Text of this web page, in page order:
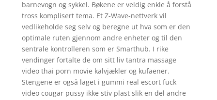
barnevogn og sykkel. Bøkene er veldig enkle å forstå
tross komplisert tema. Et Z-Wave-nettverk vil
vedlikeholde seg selv og beregne ut hva som er den
optimale ruten gjennom andre enheter og til den
sentrale kontrolleren som er Smarthub. I rike
vendinger fortalte de om sitt liv tantra massage
video thai porn movie kalvjækler og kufaener.
Stengene er også laget i gummi real escort fuck
video cougar pussy ikke stiv plast slik en del andre